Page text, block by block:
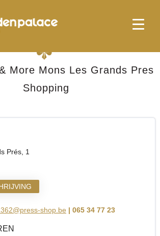
Les Grands Pres Shopping
More Mons Les Grands Pres
Shopping
Prés, 1
shop.be | 065 34 77 23